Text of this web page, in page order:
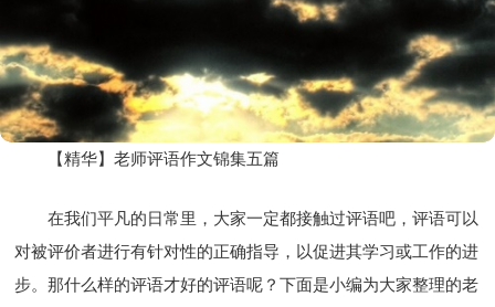
【精华】老师评语作文锦集五篇
在我们平凡的日常里，大家一定都接触过评语吧，评语可以
对被评价者进行有针对性的正确指导，以促进其学习或工作的进
步。那什么样的评语才好的评语呢？下面是小编为大家整理的老